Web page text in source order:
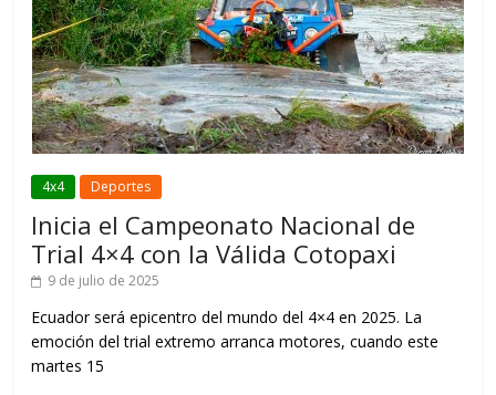
4x4 Deportes
Inicia el Campeonato Nacional de
Trial 4×4 con la Válida Cotopaxi
9 de julio de 2025
Ecuador será epicentro del mundo del 4×4 en 2025. La
emoción del trial extremo arranca motores, cuando este
martes 15